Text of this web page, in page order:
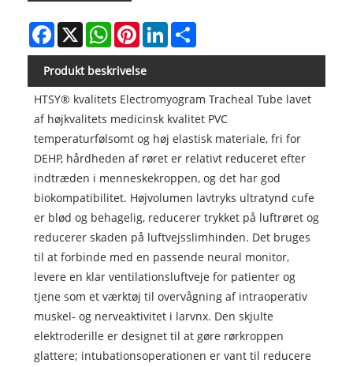
Facebook
X WhatsAppPinterestLinkedIn
Produkt beskrivelse
HTSY® kvalitets Electromyogram Tracheal Tube lavet
af højkvalitets medicinsk kvalitet PVC
temperaturfølsomt og høj elastisk materiale, fri for
DEHP, hårdheden af røret er relativt reduceret efter
indtræden i menneskekroppen, og det har god
biokompatibilitet. Højvolumen lavtryks ultratynd cufe
er blød og behagelig, reducerer trykket på luftrøret og
reducerer skaden på luftvejsslimhinden. Det bruges
til at forbinde med en passende neural monitor,
levere en klar ventilationsluftveje for patienter og
tjene som et værktøj til overvågning af intraoperativ
muskel- og nerveaktivitet i larvnx. Den skjulte
elektroderille er designet til at gøre rørkroppen
glattere; intubationsoperationen er vant til reducere